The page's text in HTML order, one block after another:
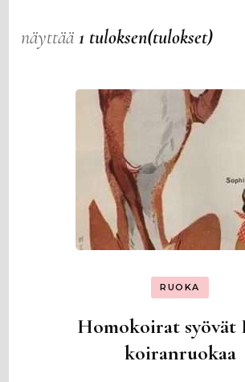
näyttää1 tuloksen(tulokset)
RUOKA
Homokoirat syövät
koiranruokaa